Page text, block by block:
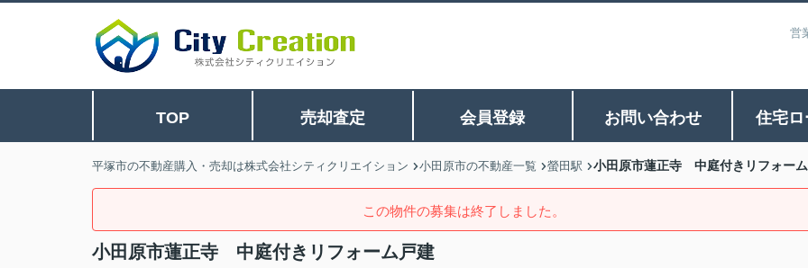
営
TOP 売却査定 会員登録 お問い合わせ 住宅
平塚市の不動産購入・売却は株式会社シティクリエイション 小田原市の不動産一覧 螢田駅 小田原市蓮正寺 中庭付きリフォー
この物件の募集は終了しました。
小田原市蓮正寺 中庭付きリフォーム戸建